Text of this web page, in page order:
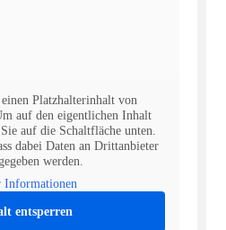
einen Platzhalterinhalt von
auf den eigentlichen Inhalt
auf die Schaltfläche unten.
dabei Daten an Drittanbieter
werden.
Informationen
entsperren